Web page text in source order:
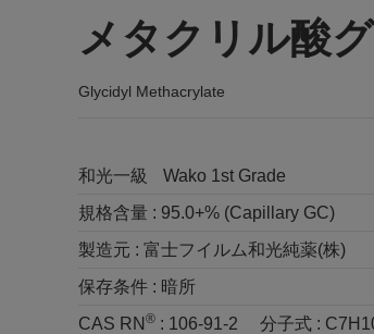
メタクリル酸
Glycidyl Methacrylate
和光一級
Wako 1st Grade
規格含量 : 95.0+% (Capillary GC)
製造元 : 富士フイルム和光純薬(株)
保存条件 : 暗所
CAS RN ® : 106-91-2 分子式 :